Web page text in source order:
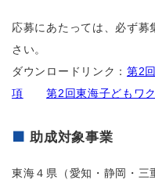
応募にあたっては、必ず
さい。
ダウンロードリンク： 第2
項
第2回東海子どもワ
助成対象事業
東海４県（愛知・静岡・三